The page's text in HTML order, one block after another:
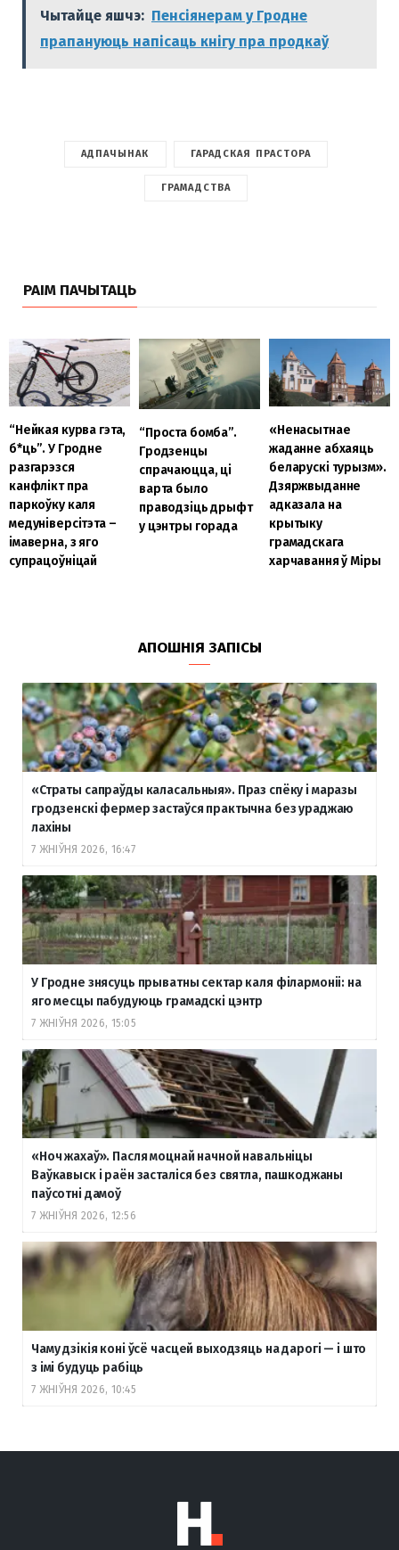
Чытайце яшчэ: Пенсіянерам у Гродне
прапануюць напісаць кнігу пра продкаў
АДПАЧЫНАК ГАРАДСКАЯ ПРАСТОРА
ГРАМАДСТВА
РАІМ ПАЧЫТАЦЬ
“Нейкая курва гэта,
б*ць”. У Гродне
разгарэзся
канфлікт пра
паркоўку каля
медуніверсітэта –
імаверна, з яго
супрацоўніцай
“Проста бомба”.
Гродзенцы
спрачаюцца, ці
варта было
праводзіць дрыфт
у цэнтры горада
«Ненасытнае
жаданне абхаяць
беларускі турызм».
Дзяржвыданне
адказала на
крытыку
грамадскага
харчавання ў Міры
АПОШНІЯ ЗАПІСЫ
«Страты сапраўды каласальныя». Праз спёку і маразы
гродзенскі фермер застаўся практычна без ураджаю
лахіны
7 ЖНІЎНЯ 2026, 16:47
У Гродне знясуць прыватны сектар каля філармоніі: на
яго месцы пабудуюць грамадскі цэнтр
7 ЖНІЎНЯ 2026, 15:05
«Ноч жахаў». Пасля моцнай начной навальніцы
Ваўкавыск і раён засталіся без святла, пашкоджаны
паўсотні дамоў
7 ЖНІЎНЯ 2026, 12:56
Чаму дзікія коні ўсё часцей выходзяць на дарогі — і што
з імі будуць рабіць
7 ЖНІЎНЯ 2026, 10:45